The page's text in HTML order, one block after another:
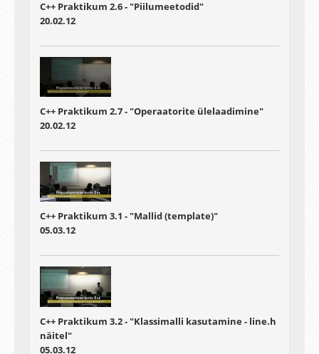
C++ Praktikum 2.6 - "Piilumeetodid"
20.02.12
C++ Praktikum 2.7 - "Operaatorite ülelaadimine"
20.02.12
C++ Praktikum 3.1 - "Mallid (template)"
05.03.12
C++ Praktikum 3.2 - "Klassimalli kasutamine - line.h
näitel"
05.03.12